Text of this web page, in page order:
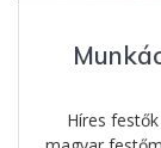
Híres